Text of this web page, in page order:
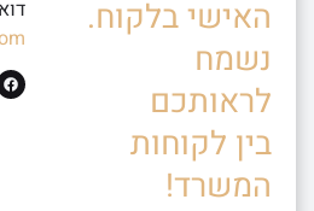
האישי בלקוח.
נשמח
לראותכם
בין לקוחות
המשרד!